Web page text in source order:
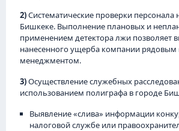
2)Систематические проверки персонала
Бишкеке. Выполнение плановых и
применением детектора лжи позволяет
нанесенного ущерба компании рядовым
менеджментом.
3)Осуществление служебных
использованием полиграфа в городе
Выявление «слива» информации
налоговой службе или